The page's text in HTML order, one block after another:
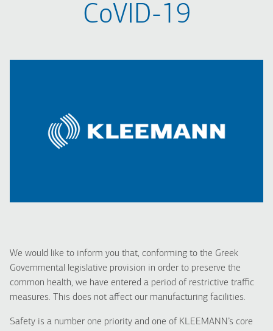
CoVID-19​
We would like to inform you that, conforming to the Greek
Governmental legislative provision in order to preserve the
common health, we have entered a period of restrictive traffic
measures. This does not affect our manufacturing facilities.
Safety is a number one priority and one of KLEEMANN’s core